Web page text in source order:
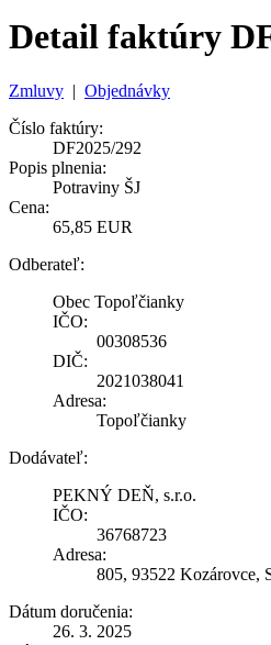
Detail faktúry
Zmluvy | Objednávky
Číslo faktúry:
DF2025/292
Popis plnenia:
Potraviny ŠJ
Cena:
65,85 EUR
Odberateľ:
Obec Topoľčianky
IČO:
00308536
DIČ:
2021038041
Adresa:
Topoľčianky
Dodávateľ:
PEKNÝ DEŇ, s.r.o.
IČO:
36768723
Adresa:
805, 93522 Kozárovce,
Dátum doručenia:
26. 3. 2025